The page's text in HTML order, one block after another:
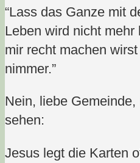
“Lass das Ganze mit
Leben wird nicht
mir recht machen
nimmer.”
Nein, liebe
sehen:
Jesus legt die Karten